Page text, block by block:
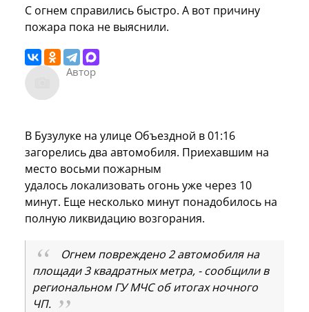
С огнем справились быстро. А вот причину
пожара пока не выяснили.
Автор
В Бузулуке на улице Объездной в 01:16
загорелись два автомобиля. Приехавшим на
место восьми пожарным
удалось локализовать огонь уже через 10
минут. Еще несколько минут понадобилось на
полную ликвидацию возгорания.
Огнем повреждено 2 автомобиля на
площади 3 квадратных метра, - сообщили в
региональном ГУ МЧС об итогах ночного
ЧП.